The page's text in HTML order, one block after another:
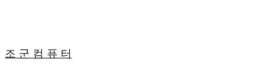
조 군 컴 퓨 터